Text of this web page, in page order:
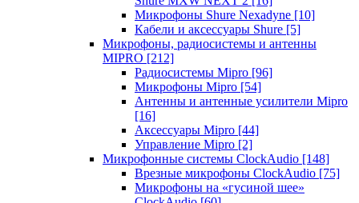
Микрофоны Shure Nexadyne [10]
Кабели и аксессуары Shure [5]
Микрофоны, радиосистемы и антенны
MIPRO [212]
Радиосистемы Mipro [96]
Микрофоны Mipro [54]
Антенны и антенные усилители Mipro
[16]
Аксессуары Mipro [44]
Управление Mipro [2]
Микрофонные системы ClockAudio [148]
Врезные микрофоны ClockAudio [75]
Микрофоны на «гусиной шее»